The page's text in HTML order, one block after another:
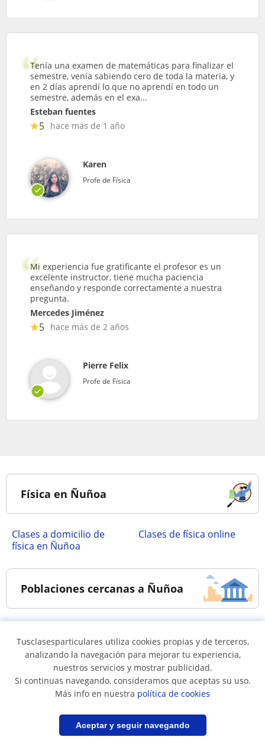
Guardar búsqueda
Tenía una examen de matemáticas para finalizar el
semestre, venía sabiendo cero de toda la materia, y
en 2 días aprendí lo que no aprendí en todo un
semestre, además en el exa...
Esteban fuentes
5 hace más de 1 año
Karen
Profe de Física
Mi experiencia fue gratificante el profesor es un
excelente instructor, tiene mucha paciencia
enseñando y responde correctamente a nuestra
pregunta.
Mercedes Jiménez
5 hace más de 2 años
Pierre Felix
Profe de Física
Física en Ñuñoa
Clases a domicilio de
física en Ñuñoa
Clases de física online
Poblaciones cercanas a Ñuñoa
Florida
Reina
Clases de física en Las
Condes
Clases de física en
Macul
Clases de física en
Clases de física en
Providencia
Clases de física en San
Clases de física en San
Tusclasesparticulares utiliza cookies propias y de terceros,
analizando la navegación para mejorar tu experiencia,
nuestros servicios y mostrar publicidad.
Si continuas navegando, consideramos que aceptas su uso.
Más info en nuestra política de cookies
Aceptar y seguir navegando